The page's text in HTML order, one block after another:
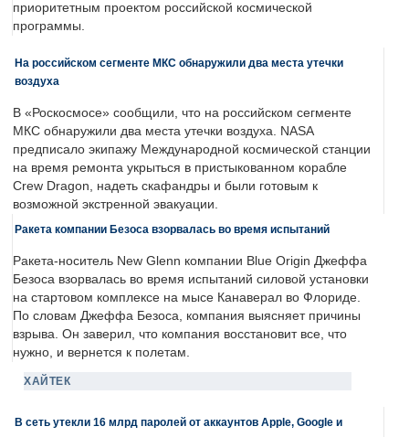
приоритетным проектом российской космической
программы.
На российском сегменте МКС обнаружили два места утечки
воздуха
В «Роскосмосе» сообщили, что на российском сегменте
МКС обнаружили два места утечки воздуха. NASA
предписало экипажу Международной космической станции
на время ремонта укрыться в пристыкованном корабле
Crew Dragon, надеть скафандры и были готовым к
возможной экстренной эвакуации.
Ракета компании Безоса взорвалась во время испытаний
Ракета-носитель New Glenn компании Blue Origin Джеффа
Безоса взорвалась во время испытаний силовой установки
на стартовом комплексе на мысе Канаверал во Флориде.
По словам Джеффа Безоса, компания выясняет причины
взрыва. Он заверил, что компания восстановит все, что
нужно, и вернется к полетам.
ХАЙТЕК
В сеть утекли 16 млрд паролей от аккаунтов Apple, Google и